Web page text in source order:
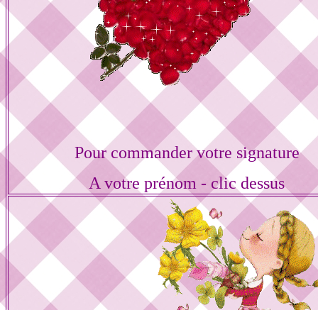
Pour commander votre signature
A votre prénom - clic dessus